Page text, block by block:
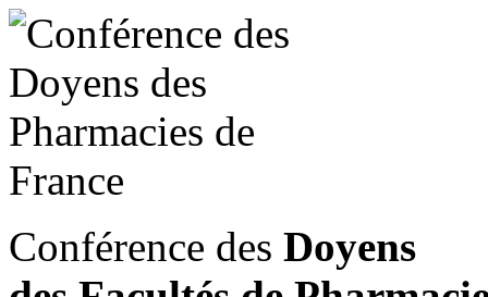
Conférence des Doyens